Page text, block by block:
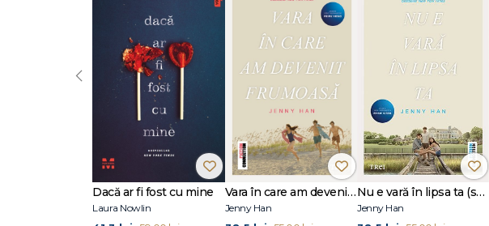
Dacă ar fi fost cu mine
Laura Nowlin
Vara în care am devenit frumoasă (seria Vara, vol. 1, ediție tie-in)
Jenny Han
Nu e vară în lipsa ta (seria Vara, vol. 2, ediție tie-in)
Jenny Han
‹